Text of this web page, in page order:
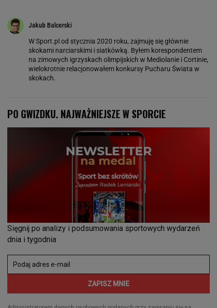
Jakub Balcerski
W Sport.pl od stycznia 2020 roku, zajmuję się głównie
skokami narciarskimi i siatkówką. Byłem korespondentem
na zimowych igrzyskach olimpijskich w Mediolanie i Cortinie,
wielokrotnie relacjonowałem konkursy Pucharu Świata w
skokach.